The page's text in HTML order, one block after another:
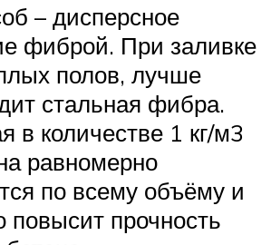
– дисперсное
фиброй. При заливке
полов, лучше
стальная фибра.
в количестве 1 кг/м3
равномерно
по всему объёму и
повысит прочность